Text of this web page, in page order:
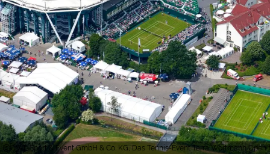
OWL Sport & Event GmbH & Co. KG, Das Tennis-Event Terra Wortmann